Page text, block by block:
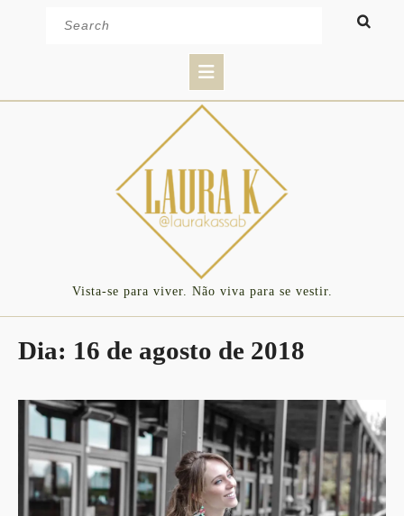
Button
Vista-se para viver. Não viva para se vestir.
Dia: 16 de agosto de 2018